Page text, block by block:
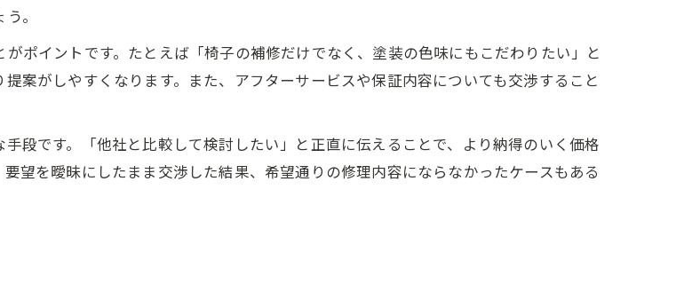
見積もりを比較して最安値を狙う方法
価格交渉で注意したいポイント解説
阪府で納得の家具修理体験を
修理で満足できる価格を実現するコツ
者の料金体系を理解して交渉に活かす
具も安心の交渉ポイント解説
。
ポイントです。たとえば「椅子の補修だけでなく、塗装の色味にもこだわりたい」と
案がしやすくなります。また、アフターサービスや保証内容についても交渉すること
段です。「他社と比較して検討したい」と正直に伝えることで、より納得のいく価格
望を曖昧にしたまま交渉した結果、希望通りの修理内容にならなかったケースもある